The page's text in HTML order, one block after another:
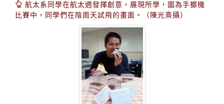
航太系同學在航太週發揮創意，展現所學，圖為手擲機
比賽中，同學們在陰雨天試飛的畫面。（陳光熹攝）